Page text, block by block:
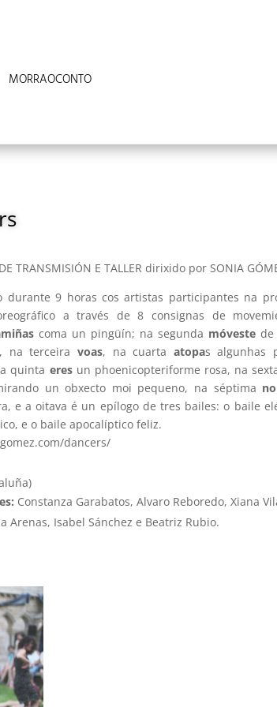
MORRAOCONTO
TRANSMISIÓN E TALLER dirixido por SONIA
durante 9 horas cos artistas participantes na
a través de 8 consignas de
coma un pingüín; na segunda móveste de
na terceiravoas, na cuarta atopas algunhas
quinta eresun phoenicopteriforme rosa, na
un obxecto moi pequeno, na séptima
e a oitava é un epílogo de tres bailes: o baile
e o baile apocalíptico feliz.
dancers/
Constanza Garabatos, Alvaro Reboredo, Xiana
Arenas, Isabel Sánchez e Beatriz Rubio.